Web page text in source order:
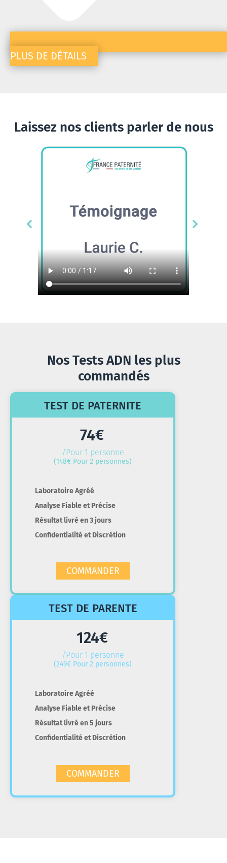
PLUS DE DÉTAILS
Laissez nos clients parler de nous
Nos Tests ADN les plus
commandés
TEST DE PATERNITE
74€
/Pour 1 personne
(148€ Pour 2 personnes)
Laboratoire Agréé
Analyse Fiable et Précise
Résultat livré en 3 jours
Confidentialité et Discrétion
COMMANDER
TEST DE PARENTE
124€
/Pour 1 personne
(249€ Pour 2 personnes)
Laboratoire Agréé
Analyse Fiable et Précise
Résultat livré en 5 jours
Confidentialité et Discrétion
COMMANDER